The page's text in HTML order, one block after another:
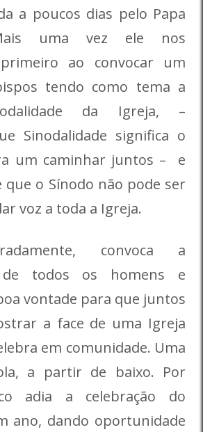
a poucos dias pelo Papa
uma vez ele nos
ao convocar um
tendo como tema a
da Igreja, –
Sinodalidade significa o
um caminhar juntos – e
que o Sínodo não pode ser
voz a toda a Igreja.
convoca a
de todos os homens e
vontade para que juntos
a face de uma Igreja
em comunidade. Uma
a partir de baixo. Por
adia a celebração do
ano, dando oportunidade